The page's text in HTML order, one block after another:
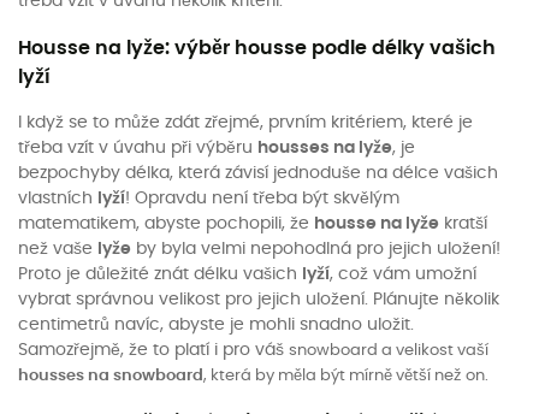
Housse na lyže: výběr housse podle délky vašich
lyží
I když se to může zdát zřejmé, prvním kritériem, které je
třeba vzít v úvahu při výběru housses na lyže, je
bezpochyby délka, která závisí jednoduše na délce vašich
vlastních
lyží! Opravdu není třeba být skvělým
matematikem, abyste pochopili, že housse na lyže kratší
než vaše
lyže by byla velmi nepohodlná pro jejich uložení!
Proto je důležité znát délku vašich
lyží, což vám umožní
vybrat správnou velikost pro jejich uložení. Plánujte několik
centimetrů navíc, abyste je mohli snadno uložit.
Samozřejmě, že to platí i pro váš snowboard a velikost vaší
housses na snowboard , která by měla být mírně větší než on.